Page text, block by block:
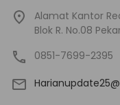
Alamat Kantor
Blok R. No.08
0851-7699-2395